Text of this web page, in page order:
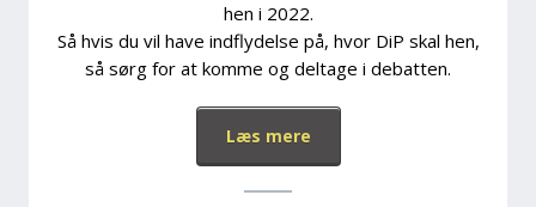
hen i 2022.
Så hvis du vil have indflydelse på, hvor DiP skal hen,
så sørg for at komme og deltage i debatten.
Læs mere